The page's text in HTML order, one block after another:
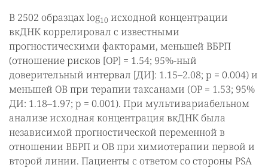
В 2502 образцах log10 исходной концентрации
вкДНК коррелировал с известными
прогностическими факторами, меньшей ВБРП
(отношение рисков [ОР] = 1.54; 95%-ный
доверительный интервал [ДИ]: 1.15–2.08; p = 0.004) и
меньшей ОВ при терапии таксанами (ОР = 1.53; 95%
ДИ: 1.18–1.97; p = 0.001). При мультивариабельном
анализе исходная концентрация вкДНК была
независимой прогностической переменной в
отношении ВБРП и ОВ при химиотерапии первой и
второй линии. Пациенты с ответом со стороны PSA